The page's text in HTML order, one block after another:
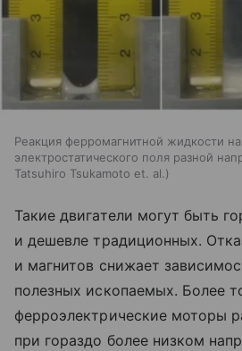
Реакция ферромагнитной жидкости
электростатического поля разной
Tatsuhiro Tsukamoto et. al.
Такие двигатели могут быть
и дешевле традиционных.
и магнитов снижает
полезных ископаемых. Более
ферроэлектрические моторы
при гораздо более низком